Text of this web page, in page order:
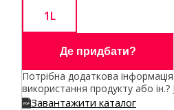
1L
Де придбати?
Потрібна додаткова
використання продукту або ін.?
Завантажити каталог